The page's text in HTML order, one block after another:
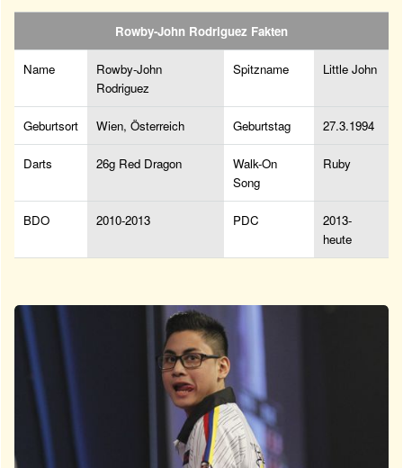
Rowby-John Rodriguez Fakten
Name
Rowby-John
Rodriguez
Spitzname Little John
Geburtsort Wien, Österreich Geburtstag 27.3.1994
Darts 26g Red Dragon
Walk-On
Song
Ruby
BDO 2010-2013 PDC
2013-
heute